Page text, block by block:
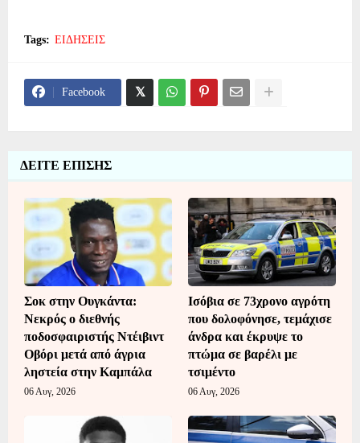
Tags: ΕΙΔΗΣΕΙΣ
Facebook
ΔΕΙΤΕ ΕΠΙΣΗΣ
Σοκ στην Ουγκάντα:
Νεκρός ο διεθνής
ποδοσφαιριστής Ντέιβιντ
Οβόρι μετά από άγρια
ληστεία στην Καμπάλα
06 Αυγ, 2026
Ισόβια σε 73χρονο αγρότη
που δολοφόνησε, τεμάχισε
άνδρα και έκρυψε το
πτώμα σε βαρέλι με
τσιμέντο
06 Αυγ, 2026